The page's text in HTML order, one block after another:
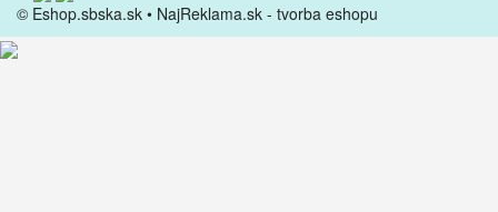
© Eshop.sbska.sk • NajReklama.sk - tvorba eshopu